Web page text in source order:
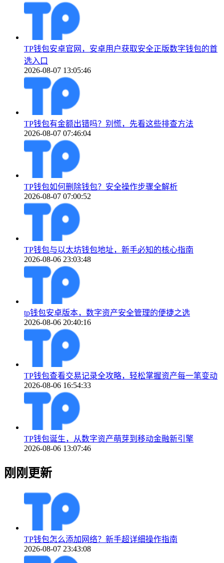
TP钱包安卓官网，安卓用户获取安全正版数字钱包的首
选入口
2026-08-07 13:05:46
TP钱包有金额出错吗？别慌，先看这些排查方法
2026-08-07 07:46:04
TP钱包如何删除钱包？安全操作步骤全解析
2026-08-07 07:00:52
TP钱包与以太坊钱包地址，新手必知的核心指南
2026-08-06 23:03:48
tp钱包安卓版本，数字资产安全管理的便捷之选
2026-08-06 20:40:16
TP钱包查看交易记录全攻略，轻松掌握资产每一笔变动
2026-08-06 16:54:33
TP钱包诞生，从数字资产萌芽到移动金融新引擎
2026-08-06 13:07:46
刚刚更新
TP钱包怎么添加网络？新手超详细操作指南
2026-08-07 23:43:08